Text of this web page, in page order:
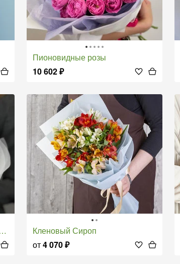
Пионовидные розы
10 602₽
Кленовый Сироп
от4 070₽